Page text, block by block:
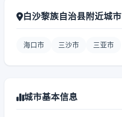
白沙黎族自治县附近城市
海口市 三沙市 三亚市
城市基本信息